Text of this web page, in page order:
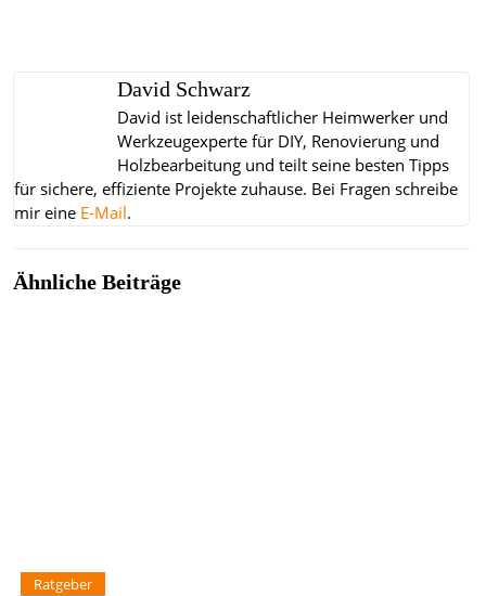
David Schwarz
David ist leidenschaftlicher Heimwerker und
Werkzeugexperte für DIY, Renovierung und
Holzbearbeitung und teilt seine besten Tipps
für sichere, effiziente Projekte zuhause. Bei Fragen schreibe
mir eine E-Mail.
Ähnliche Beiträge
Ratgeber